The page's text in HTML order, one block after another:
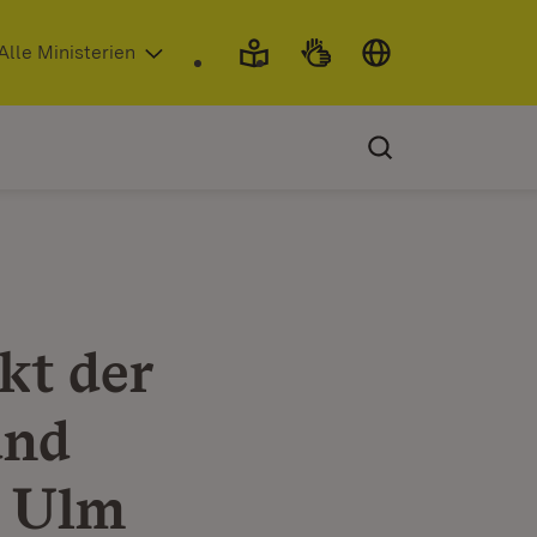
neuem Fenster)
Ministerien
der
Ulm